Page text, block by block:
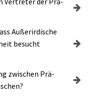
Außerirdische
besucht
zwischen Prä-